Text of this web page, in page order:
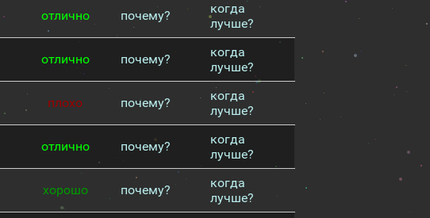
отлично почему?
когда
лучше?
отлично почему?
когда
лучше?
плохо почему?
когда
лучше?
отлично почему?
когда
лучше?
хорошо почему?
когда
лучше?